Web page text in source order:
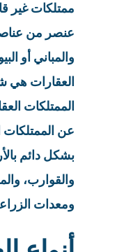
ممتلكات غير
عنصر من
والمباني أو
العقارات
الممتلكات
عن الممتلكات
بشكل دائم
والقوارب،
ومعدات